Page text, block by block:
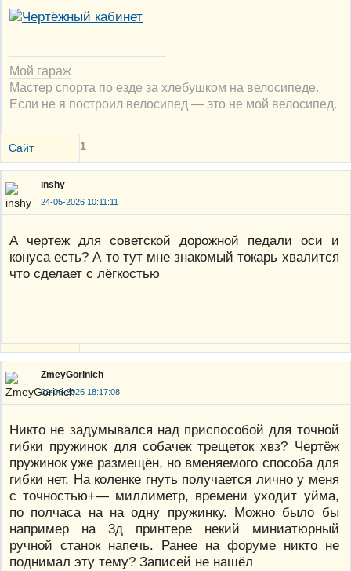
Мой гараж
Мастер спорта по езде за хлебушком на велосипеде.
Если не я построил велосипед — это не мой велосипед.
Сайт 1
inshy
24-05-2026 10:11:11
А чертеж для советской дорожной педали оси и
конуса есть? А то тут мне знакомый токарь хвалится
что сделает с лёгкостью
ZmeyGorinich
02-06-2026 18:17:08
Никто не задумывался над приспособой для точной
гибки пружинок для собачек трещеток хвз? Чертёж
пружинок уже размещён, но вменяемого способа для
гибки нет. На коленке гнуть получается лично у меня
с точностью+— миллиметр, времени уходит уйма,
по полчаса на на одну пружинку. Можно было бы
например на 3д принтере некий миниатюрный
ручной станок напечь. Ранее на форуме никто не
поднимал эту тему? Записей не нашёл